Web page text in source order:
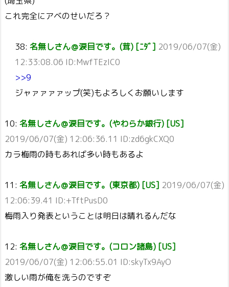
これ完全にアベのせいだろ？
38: 名無しさん＠涙目です。(茸) [ﾆﾀﾞ] 2019/06/07(金)
12:33:08.06 ID:MwfTEzIC0
>>9
ジャァァァァップ(笑)もよろしくお願いします
10: 名無しさん＠涙目です。(やわらか銀行) [US]
2019/06/07(金) 12:06:36.11 ID:zd6gkCXQ0
カラ梅雨の時もあれば多い時もあるよ
11: 名無しさん＠涙目です。(東京都) [US] 2019/06/07(金)
12:06:39.41 ID:+TftPusD0
梅雨入り発表ということは明日は晴れるんだな
12: 名無しさん＠涙目です。(コロン諸島) [US]
2019/06/07(金) 12:06:55.01 ID:skyTx9AyO
激しい雨が俺を洗うのですぞ